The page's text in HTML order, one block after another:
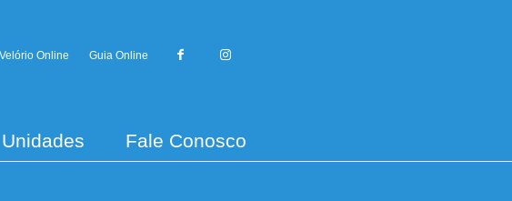
Velório Online Guia Online
Unidades Fale Conosco